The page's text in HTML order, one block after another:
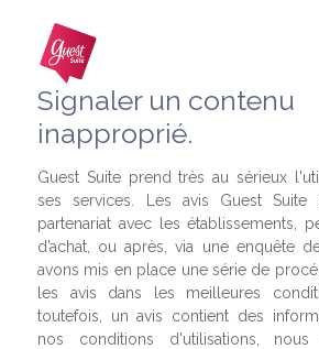
Signaler un contenu
inapproprié.
Guest Suite prend très au sérieux
ses services. Les avis Guest
partenariat avec les établissements,
d’achat, ou après, via une enquête
avons mis en place une série de
les avis dans les meilleures
toutefois, un avis contient des
nos conditions d'utilisations,